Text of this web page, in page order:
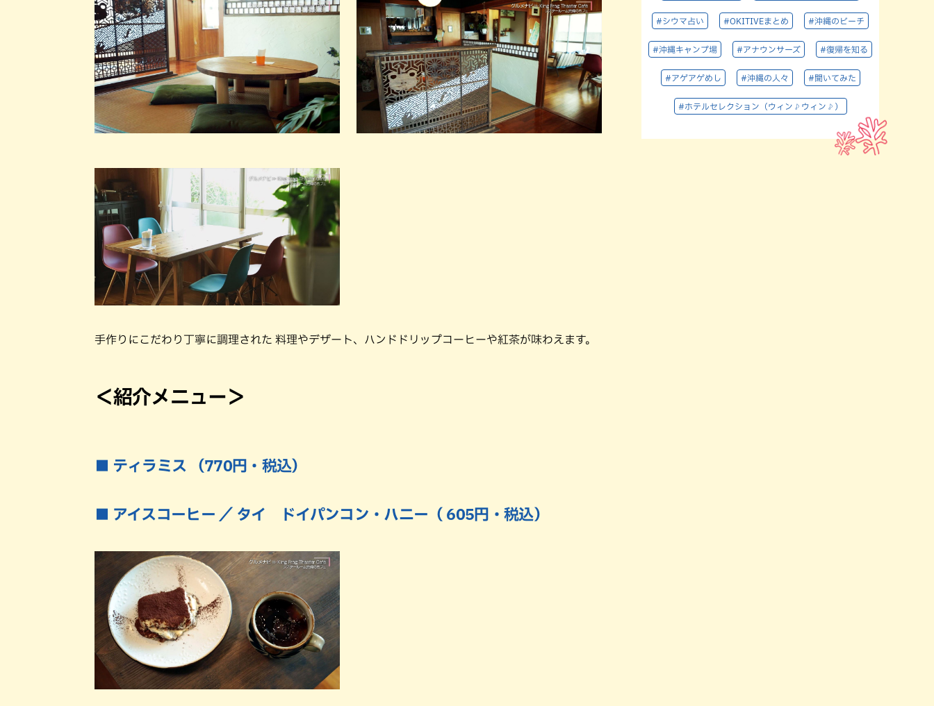
手作りにこだわり丁寧に調理された 料理やデザート、ハンドドリップコーヒーや紅茶が味わえます。
＜紹介メニュー＞
■ ティラミス （770円・税込）
■ アイスコーヒー ／ タイ ドイパンコン・ハニー（ 605円・税込）
#シウマ占い #OKITIVEまとめ #沖縄のビーチ
#沖縄キャンプ場 #アナウンサーズ #復帰を知る
#アゲアゲめし #沖縄の人々 #聞いてみた
#ホテルセレクション（ウィン♪ウィン♪）